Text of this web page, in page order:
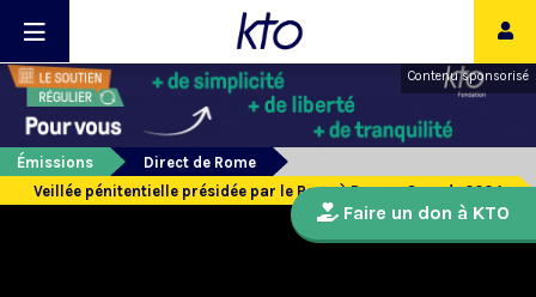
Contenu sponsorisé
Émissions
Direct de Rome
Veillée pénitentielle présidée par le Pape à Rome - Synode 2024
Faire un don à KTO